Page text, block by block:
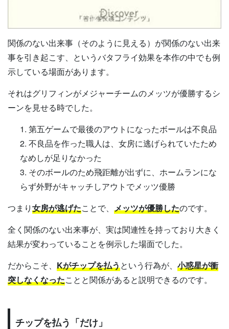
関係のない出来事（そのように見える）が関係のない出来
事を引き起こす、というバタフライ効果を本作の中でも例
示している場面があります。
それはグリフィンがメジャーチームのメッツが優勝するシ
ーンを見せる時でした。
第五ゲームで最後のアウトになったボールは不良品
不良品を作った職人は、女房に逃げられていたため
なめしが足りなかった
そのボールのため飛距離が出ずに、ホームランにな
らず外野がキャッチしアウトでメッツ優勝
つまり女房が逃げたことで、 メッツが優勝したのです。
全く関係のない出来事が、実は関連性を持っており大きく
結果が変わっていることを例示した場面でした。
だからこそ、 Kがチップを払うという行為が、 小惑星が衝
突しなくなったことと関係があると説明できるのです。
チップを払う「だけ」